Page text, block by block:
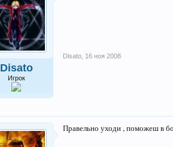
Disato
Игрок
Disato 16 ноя 2008
Правельно уходи , поможеш в